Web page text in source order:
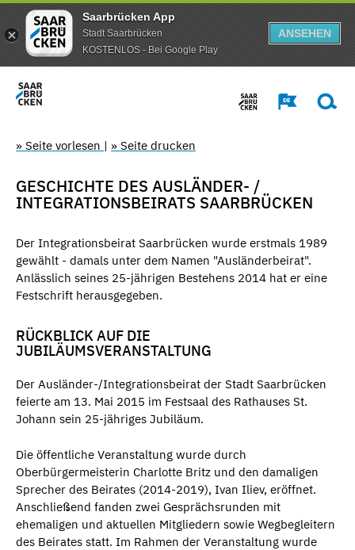
Saarbrücken App
Stadt Saarbrücken
KOSTENLOS - Bei Google Play
ANSEHEN
» Seite vorlesen | » Seite drucken
GESCHICHTE DES AUSLÄNDER- /
INTEGRATIONSBEIRATS SAARBRÜCKEN
Der Integrationsbeirat Saarbrücken wurde erstmals 1989
gewählt - damals unter dem Namen "Ausländerbeirat".
Anlässlich seines 25-jährigen Bestehens 2014 hat er eine
Festschrift herausgegeben.
RÜCKBLICK AUF DIE
JUBILÄUMSVERANSTALTUNG
Der Ausländer-/Integrationsbeirat der Stadt Saarbrücken
feierte am 13. Mai 2015 im Festsaal des Rathauses St.
Johann sein 25-jähriges Jubiläum.
Die öffentliche Veranstaltung wurde durch
Oberbürgermeisterin Charlotte Britz und den damaligen
Sprecher des Beirates (2014-2019), Ivan Iliev, eröffnet.
Anschließend fanden zwei Gesprächsrunden mit
ehemaligen und aktuellen Mitgliedern sowie Wegbegleitern
des Beirates statt. Im Rahmen der Veranstaltung wurde